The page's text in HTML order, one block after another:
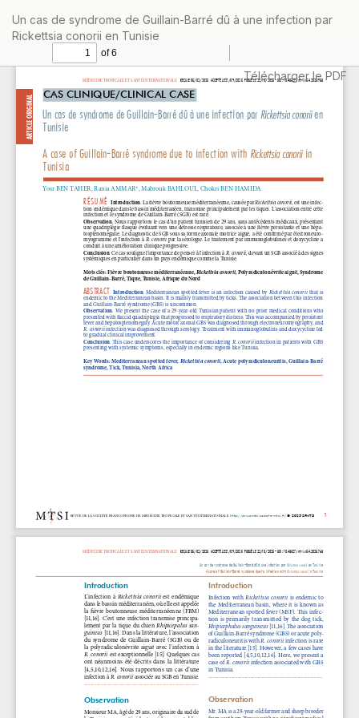
aux
informations
l'article
Un cas de syndrome de Guillain-Barré dû à une infection par
Rickettsia conorii en Tunisie
Télécharger
Télécharger le PDF